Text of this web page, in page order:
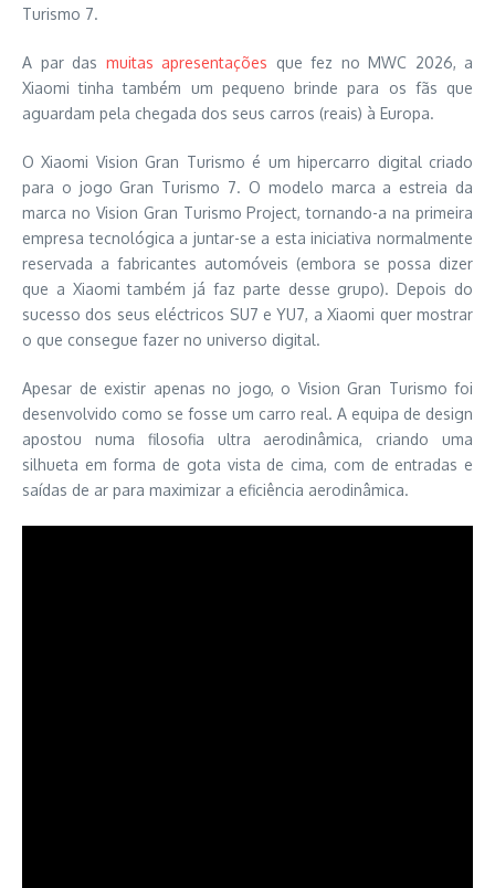
Turismo 7.
A par das muitas apresentações que fez no MWC 2026, a
Xiaomi tinha também um pequeno brinde para os fãs que
aguardam pela chegada dos seus carros (reais) à Europa.
O Xiaomi Vision Gran Turismo é um hipercarro digital criado
para o jogo Gran Turismo 7. O modelo marca a estreia da
marca no Vision Gran Turismo Project, tornando-a na primeira
empresa tecnológica a juntar-se a esta iniciativa normalmente
reservada a fabricantes automóveis (embora se possa dizer
que a Xiaomi também já faz parte desse grupo). Depois do
sucesso dos seus eléctricos SU7 e YU7, a Xiaomi quer mostrar
o que consegue fazer no universo digital.
Apesar de existir apenas no jogo, o Vision Gran Turismo foi
desenvolvido como se fosse um carro real. A equipa de design
apostou numa filosofia ultra aerodinâmica, criando uma
silhueta em forma de gota vista de cima, com de entradas e
saídas de ar para maximizar a eficiência aerodinâmica.